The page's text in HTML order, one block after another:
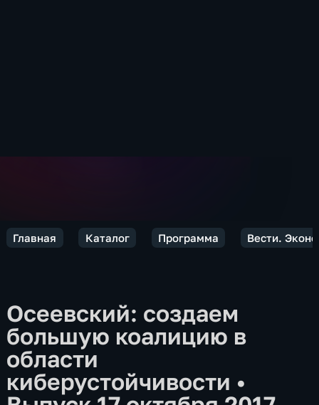
Главная Каталог Программа Вести.
Осеевский: создаем
большую коалицию в
области
киберустойчивости •